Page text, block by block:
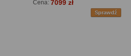
Cena: 7099 zł
Sprawdź